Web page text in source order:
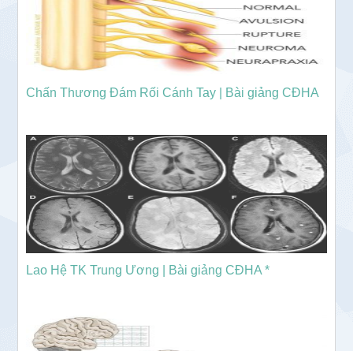
Chấn Thương Đám Rối Cánh Tay | Bài giảng CĐHA
Lao Hệ TK Trung Ương | Bài giảng CĐHA *